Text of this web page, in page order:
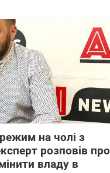
на чолі з
розповів про
владу в